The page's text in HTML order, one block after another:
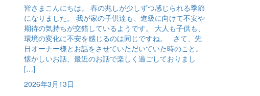
皆さまこんにちは。 春の兆しが少しずつ感じられる季節
になりました。 我が家の子供達も、進級に向けて不安や
期待の気持ちが交錯しているようです。 大人も子供も、
環境の変化に不安を感じるのは同じですね。 さて、先
日オーナー様とお話をさせていただいていた時のこと。
懐かしいお話、最近のお話で楽しく過ごしておりまし
[…]
2026年3月13日